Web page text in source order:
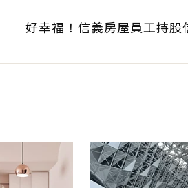
好幸福！信義房屋員工持股